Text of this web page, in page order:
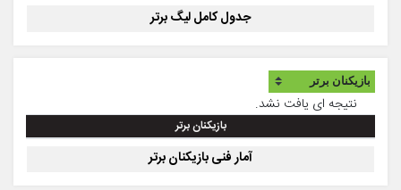
جدول کامل لیگ برتر
نتیجه ای یافت نشد.
بازیکنان برتر
آمار فنی بازیکنان برتر